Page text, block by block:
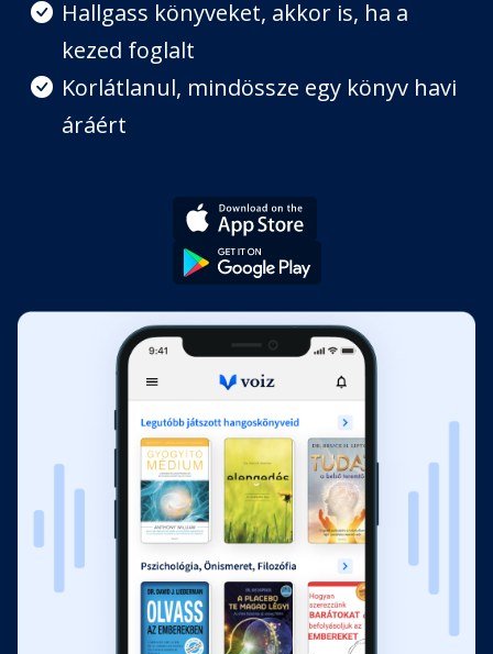
Hallgass könyveket, akkor is, ha a
kezed foglalt
Korlátlanul, mindössze egy könyv havi
áráért